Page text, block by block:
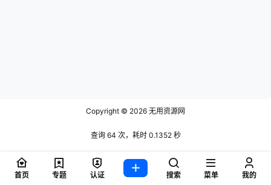
Copyright © 2026 无用资源网
查询 64 次，耗时 0.1352 秒
首页 专题 认证 搜索 菜单 我的